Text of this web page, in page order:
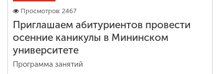
Просмотров: 2467
Приглашаем абитуриентов провести
осенние каникулы в Мининском
университете
Программа занятий